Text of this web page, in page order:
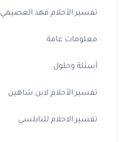
تفسير الأحلام فهد العصيمي
معلومات عامة
أسئلة وحلول
تفسير الأحلام لابن شاهين
تفسير الاحلام للنابلسي